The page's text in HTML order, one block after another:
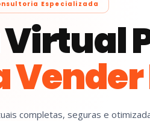
Especializada
Virtual
Vender
completas, seguras e